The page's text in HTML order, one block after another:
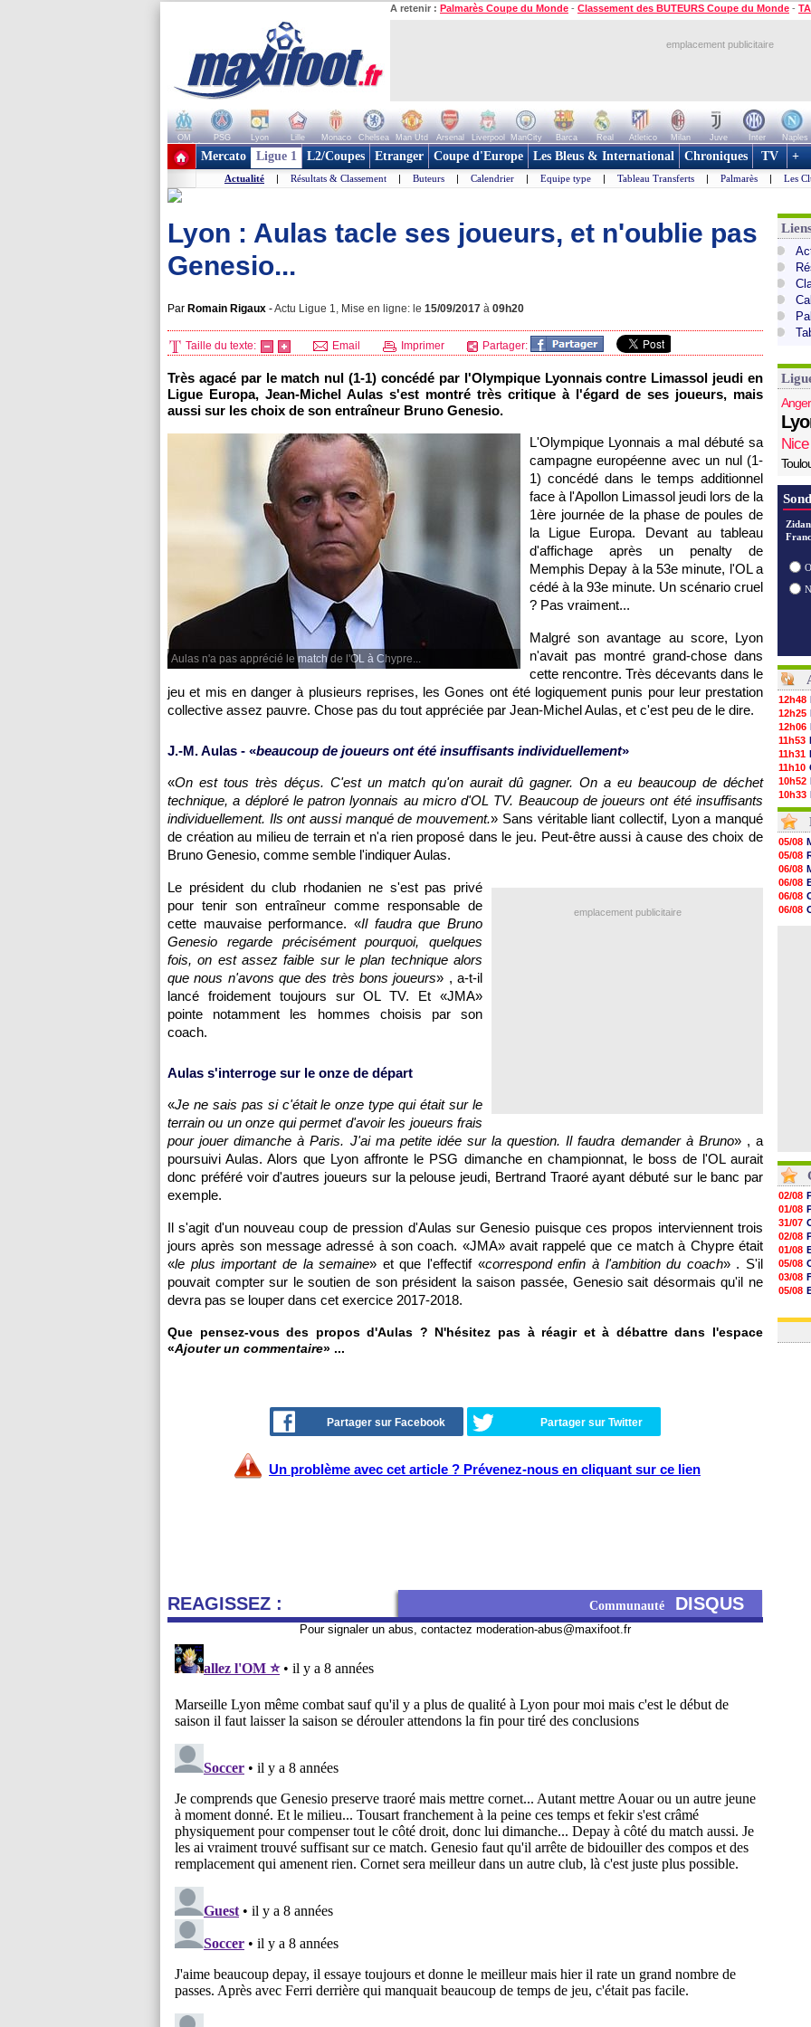
A retenir : Palmarès Coupe du Monde - Classement des BUTEURS Coupe du Monde -
emplacement publicitaire
OM PSG Lyon Lille Monaco Chelsea Man Utd Arsenal Liverpool ManCity Barca Real Atletico Milan Juve Inter Naples
+ de clubs
Mercato Ligue 1 L2/Coupes Etranger Coupe d'Europe Les Bleus & International Chroniques TV +
Actualité | Résultats & Classement | Buteurs | Calendrier | Equipe type | Tableau Transferts | Palmarès | Les
Lyon : Aulas tacle ses joueurs, et n'oublie pas
Genesio...
Par Romain Rigaux -Actu Ligue 1, Mise en ligne: le 15/09/2017 à 09h20
Taille du texte: Email Imprimer Partager:
Très agacé par le match nul (1-1) concédé par l'Olympique Lyonnais contre Limassol jeudi en
Ligue Europa, Jean-Michel Aulas s'est montré très critique à l'égard de ses joueurs, mais
aussi sur les choix de son entraîneur Bruno Genesio.
Aulas n'a pas apprécié le match de l'OL à Chypre...
L'Olympique Lyonnais a mal débuté sa
campagne européenne avec un nul (1-
1) concédé dans le temps additionnel
face à l'Apollon Limassol jeudi lors de la
1ère journée de la phase de poules de
la Ligue Europa. Devant au tableau
d'affichage après un penalty de
Memphis Depay à la 53e minute, l'OL a
cédé à la 93e minute. Un scénario cruel
? Pas vraiment...
Malgré son avantage au score, Lyon
n'avait pas montré grand-chose dans
cette rencontre. Très décevants dans le
jeu et mis en danger à plusieurs reprises, les Gones ont été logiquement punis pour leur prestation
collective assez pauvre. Chose pas du tout appréciée par Jean-Michel Aulas, et c'est peu de le dire.
J.-M. Aulas - «beaucoup de joueurs ont été insuffisants individuellement»
«On est tous très déçus. C'est un match qu'on aurait dû gagner. On a eu beaucoup de déchet
technique, a déploré le patron lyonnais au micro d'OL TV. Beaucoup de joueurs ont été insuffisants
individuellement. Ils ont aussi manqué de mouvement.» Sans véritable liant collectif, Lyon a manqué
de création au milieu de terrain et n'a rien proposé dans le jeu. Peut-être aussi à cause des choix de
Bruno Genesio, comme semble l'indiquer Aulas.
emplacement publicitaire
Le président du club rhodanien ne s'est pas privé
pour tenir son entraîneur comme responsable de
cette mauvaise performance. «Il faudra que Bruno
Genesio regarde précisément pourquoi, quelques
fois, on est assez faible sur le plan technique alors
que nous n'avons que des très bons joueurs» , a-t-il
lancé froidement toujours sur OL TV. Et «JMA»
pointe notamment les hommes choisis par son
coach.
Aulas s'interroge sur le onze de départ
«Je ne sais pas si c'était le onze type qui était sur le
terrain ou un onze qui permet d'avoir les joueurs frais
pour jouer dimanche à Paris. J'ai ma petite idée sur la question. Il faudra demander à Bruno» , a
poursuivi Aulas. Alors que Lyon affronte le PSG dimanche en championnat, le boss de l'OL aurait
donc préféré voir d'autres joueurs sur la pelouse jeudi, Bertrand Traoré ayant débuté sur le banc par
exemple.
Il s'agit d'un nouveau coup de pression d'Aulas sur Genesio puisque ces propos interviennent trois
jours après son message adressé à son coach. «JMA» avait rappelé que ce match à Chypre était
«le plus important de la semaine» et que l'effectif «correspond enfin à l'ambition du coach» . S'il
pouvait compter sur le soutien de son président la saison passée, Genesio sait désormais qu'il ne
devra pas se louper dans cet exercice 2017-2018.
Que pensez-vous des propos d'Aulas ? N'hésitez pas à réagir et à débattre dans l'espace
«Ajouter un commentaire» ...
Partager sur Facebook Partager sur Twitter
Un problème avec cet article ? Prévenez-nous en cliquant sur ce lien
REAGISSEZ : Communauté DISQUS
Pour signaler un abus, contactez moderation-abus@maxifoot.fr
Nice
12h48
12h25
12h06
11h53
11h31
11h10
10h52
10h33
10h12
10h09
10h05
09h44
09h24
09h06
08h44
08h22
06/08
05/08
05/08
06/08
06/08
06/08
06/08
02/08
01/08
31/07
02/08
01/08
05/08
03/08
05/08
03/08